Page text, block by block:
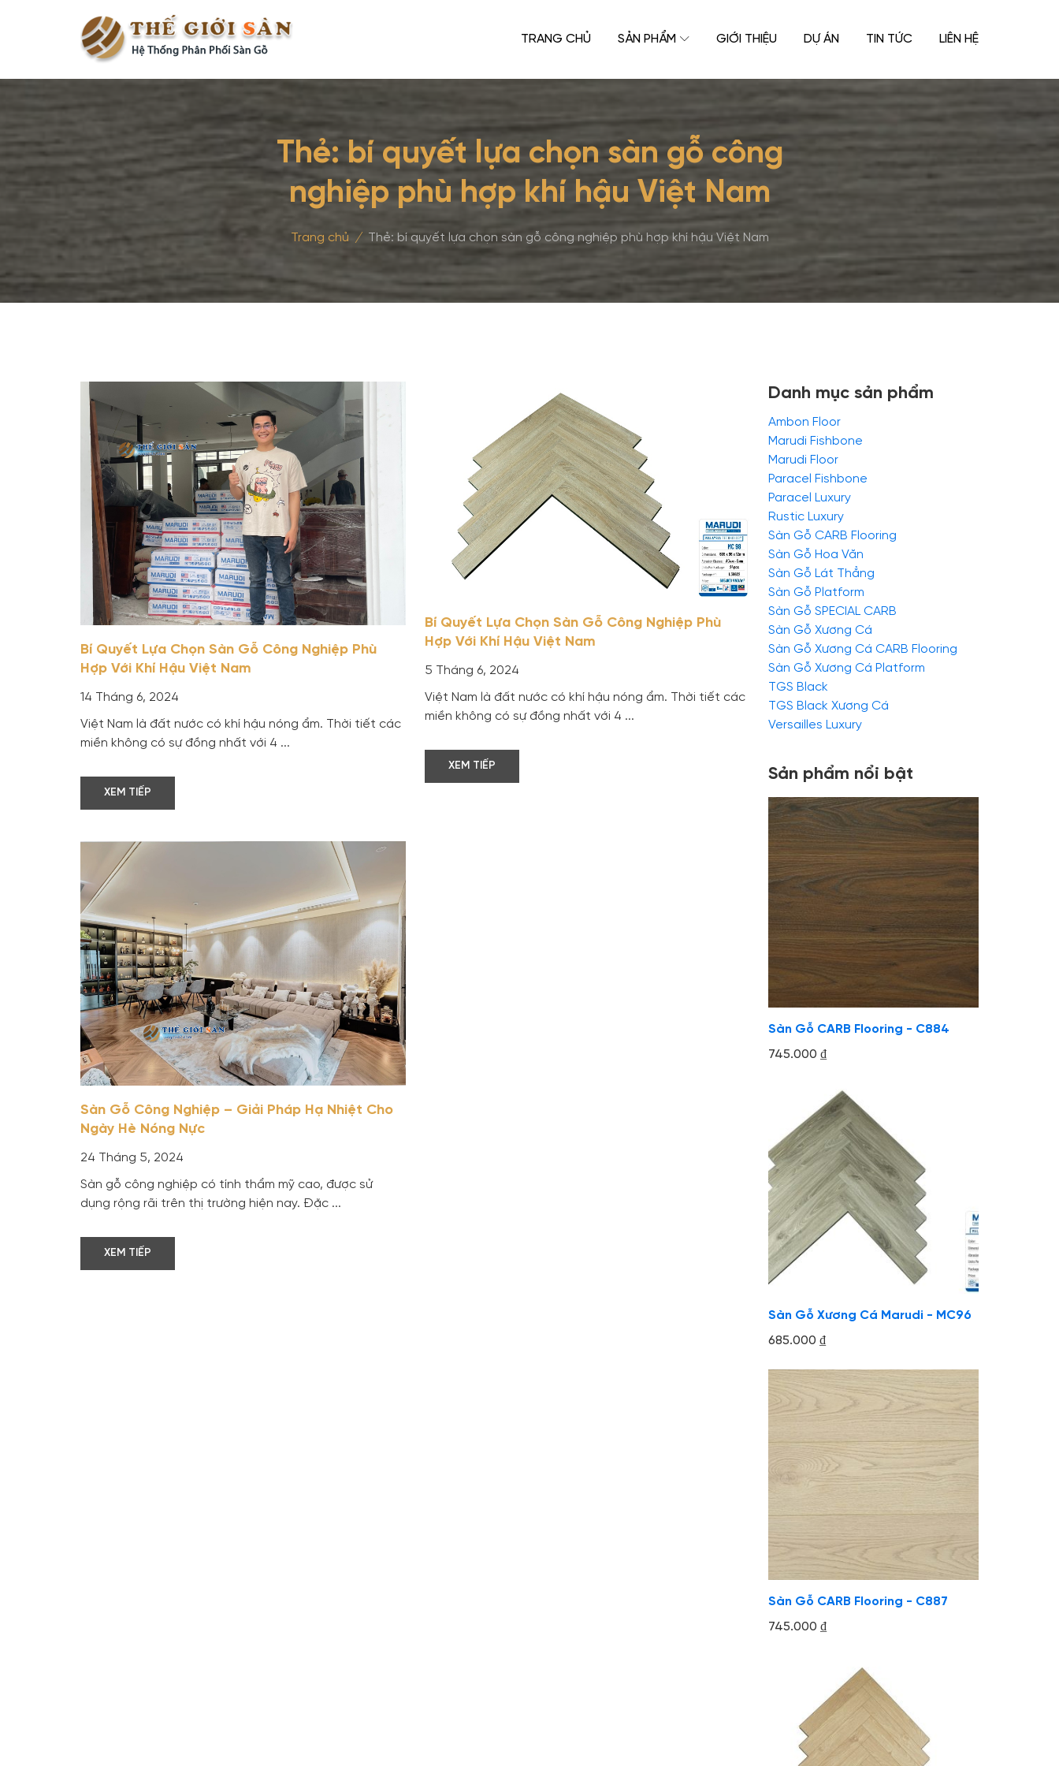
TRANG CHỦ SẢN PHẨM GIỚI THIỆU DỰ ÁN TIN TỨC LIÊN HỆ
Thẻ: bí quyết lựa chọn sàn gỗ công
nghiệp phù hợp khí hậu Việt Nam
Trang chủ / Thẻ: bí quyết lựa chọn sàn gỗ công nghiệp phù hợp khí hậu Việt Nam
Bí Quyết Lựa Chọn Sàn Gỗ Công Nghiệp Phù
Hợp Với Khí Hậu Việt Nam
14 Tháng 6, 2024
Việt Nam là đất nước có khí hậu nóng ẩm. Thời tiết các
miền không có sự đồng nhất với 4 ...
XEM TIẾP
Bí Quyết Lựa Chọn Sàn Gỗ Công Nghiệp Phù
Hợp Với Khí Hậu Việt Nam
5 Tháng 6, 2024
Việt Nam là đất nước có khí hậu nóng ẩm. Thời tiết các
miền không có sự đồng nhất với 4 ...
XEM TIẾP
Sàn Gỗ Công Nghiệp – Giải Pháp Hạ Nhiệt Cho
Ngày Hè Nóng Nực
24 Tháng 5, 2024
Sàn gỗ công nghiệp có tính thẩm mỹ cao, được sử
dụng rộng rãi trên thị trường hiện nay. Đặc ...
XEM TIẾP
Danh mục sản phẩm
Ambon Floor
Marudi Fishbone
Marudi Floor
Paracel Fishbone
Paracel Luxury
Rustic Luxury
Sàn Gỗ CARB Flooring
Sàn Gỗ Hoa Văn
Sàn Gỗ Lát Thẳng
Sàn Gỗ Platform
Sàn Gỗ SPECIAL CARB
Sàn Gỗ Xương Cá
Sàn Gỗ Xương Cá CARB Flooring
Sàn Gỗ Xương Cá Platform
TGS Black
TGS Black Xương Cá
Versailles Luxury
Sản phẩm nổi bật
Sàn Gỗ CARB Flooring - C884
745.000 ₫
Sàn Gỗ Xương Cá Marudi - MC96
685.000 ₫
Sàn Gỗ CARB Flooring - C887
745.000 ₫